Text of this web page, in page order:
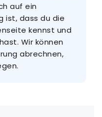
auf ein
ist, dass du die
kennst und
Wir können
abrechnen,